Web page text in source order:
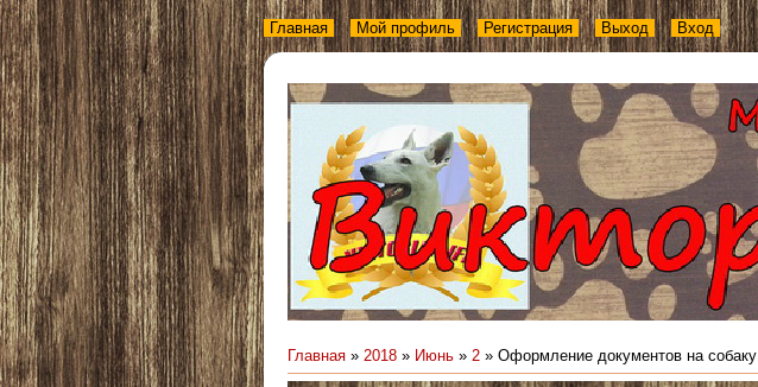
Главная Мой профиль Регистрация Выход Вход
Главная » 2018 » Июнь » 2 » Оформление документов на собаку